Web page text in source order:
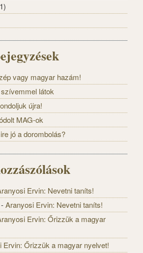
vagy magyar hazám!
látok
újra!
MAG-ok
jó a dorombolás?
Ervin: Nevetni taníts!
-Aranyosi Ervin: Nevetni taníts!
Ervin: Őrizzük a magyar
Ervin: Őrizzük a magyar nyelvet!